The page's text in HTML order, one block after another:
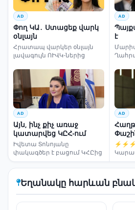
AD
Փող ԿԱ․ Ստացեք վարկ
օնլայն
Հրատապ վարկեր օնլայն
լավագույն ՈՒՎԿ-ներից
AD
է
AD
Այն, ինչ քիչ առաջ
կատարվեց ԿԸՀ-ում
Իվետա Տոնոյանը
փակագծեր է բացում ԿՀԸից
AD
Եղանակը հարևան